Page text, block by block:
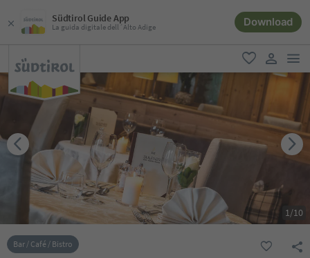
Südtirol Guide App
La guida digitale dell´Alto Adige Download
favoriti
user link
1/10
Bar / Café / Bistro